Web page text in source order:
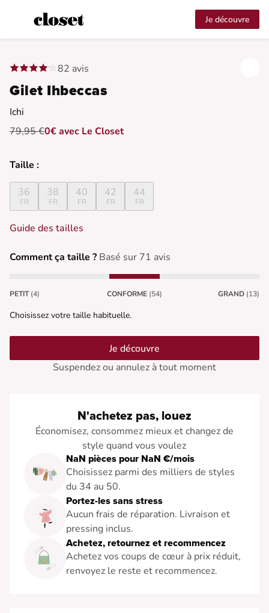
Je découvre
82 avis
Gilet Ihbeccas
Ichi
79,95 €0€ avec Le Closet
Taille :
36
FR
38
FR
40
FR
42
FR
44
FR
Guide des tailles
Comment ça taille ? Basé sur 71 avis
PETIT (4) CONFORME (54) GRAND (13)
Choisissez votre taille habituelle.
Je découvre
Suspendez ou annulez à tout moment
N'achetez pas, louez
Économisez, consommez mieux et changez de
style quand vous voulez
NaN pièces pour NaN €/mois
Choisissez parmi des milliers de styles
du 34 au 50.
Portez-les sans stress
Aucun frais de réparation. Livraison et
pressing inclus.
Achetez, retournez et recommencez
Achetez vos coups de cœur à prix réduit,
renvoyez le reste et recommencez.